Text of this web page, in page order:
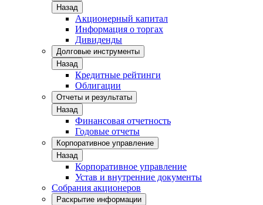
Назад
Акционерный капитал
Информация о торгах
Дивиденды
Долговые инструменты
Назад
Кредитные рейтинги
Облигации
Отчеты и результаты
Назад
Финансовая отчетность
Годовые отчеты
Корпоративное управление
Назад
Корпоративное управление
Устав и внутренние документы
Собрания акционеров
Раскрытие информации